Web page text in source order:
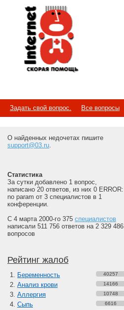
Internet
Скорая помощь
Задать свой вопрос. Все вопросы
О найденных недочетах пишите
support@03.ru.
Статистика
За сутки добавлено 1 вопрос,
написано 20 ответов, из них 0 ERROR:
no param от 3 специалистов в 1
конференции.
С 4 марта 2000-го 375 специалистов
написали 511 756 ответов на 2 329 486
вопросов
Рейтинг жалоб
Беременность 40257
Анализ крови 14166
Аллергия 10748
Сыпь 6616